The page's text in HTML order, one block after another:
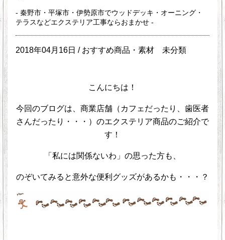
- 秦野市・平塚市・伊勢原市でウッドデッキ・オーニング・
テラスなどエクステリア工事ならおまかせ -
2018年04月16日 / おすすめ商品・素材 未分類
こんにちは！
今回のブログは、商業店舗（カフェだったり、歯医者
さんだったり・・・）のエクステリア商品のご紹介で
す！
「私には関係ないわ」の思った方も、
のぞいてみると意外な便利グッズがあるかも・・・？